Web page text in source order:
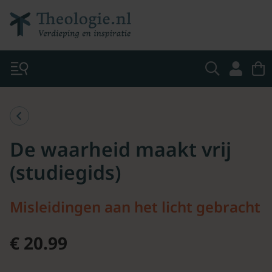
De waarheid maakt vrij
(studiegids)
Misleidingen aan het licht gebracht
€ 20.99